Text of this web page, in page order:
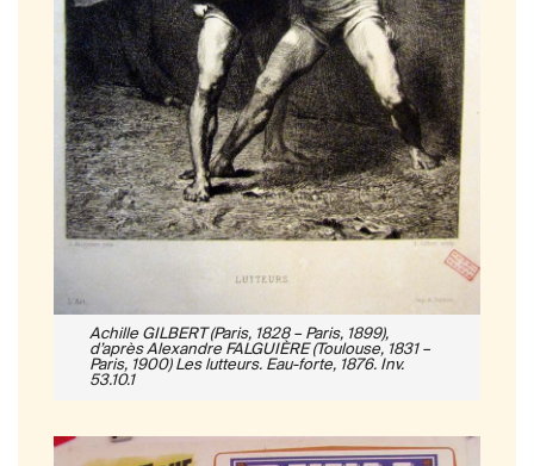
Achille GILBERT (Paris, 1828 – Paris, 1899),
d’après Alexandre FALGUIÈRE (Toulouse, 1831 –
Paris, 1900) Les lutteurs. Eau-forte, 1876. Inv.
53.10.1